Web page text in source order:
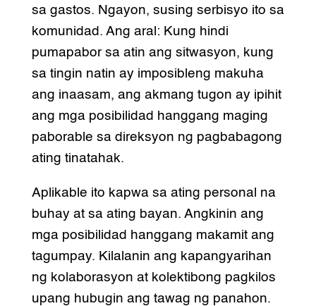
sa gastos. Ngayon, susing serbisyo ito sa
komunidad. Ang aral: Kung hindi
pumapabor sa atin ang sitwasyon, kung
sa tingin natin ay imposibleng makuha
ang inaasam, ang akmang tugon ay ipihit
ang mga posibilidad hanggang maging
paborable sa direksyon ng pagbabagong
ating tinatahak.
Aplikable ito kapwa sa ating personal na
buhay at sa ating bayan. Angkinin ang
mga posibilidad hanggang makamit ang
tagumpay. Kilalanin ang kapangyarihan
ng kolaborasyon at kolektibong pagkilos
upang hubugin ang tawag ng panahon.